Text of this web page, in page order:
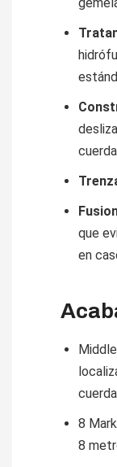
que
en
8
8